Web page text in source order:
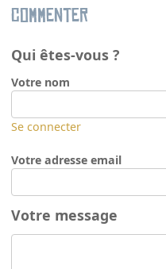
Commenter
Qui êtes-vous ?
Votre nom
Se connecter
Votre adresse email
Votre message